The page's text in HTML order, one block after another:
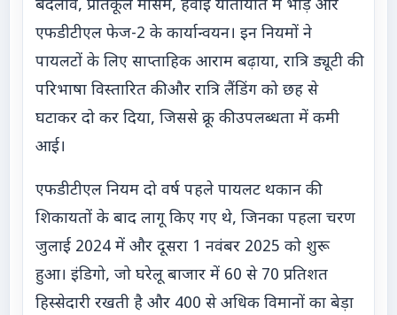
बदलाव, प्रतिकूल मौसम, हवाई यातायात में भीड़ और
एफडीटीएल फेज-2 के कार्यान्वयन। इन नियमों ने
पायलटों के लिए साप्ताहिक आराम बढ़ाया, रात्रि ड्यूटी की
परिभाषा विस्तारित की और रात्रि लैंडिंग को छह से
घटाकर दो कर दिया, जिससे क्रू की उपलब्धता में कमी
आई।
एफडीटीएल नियम दो वर्ष पहले पायलट थकान की
शिकायतों के बाद लागू किए गए थे, जिनका पहला चरण
जुलाई 2024 में और दूसरा 1 नवंबर 2025 को शुरू
हुआ। इंडिगो, जो घरेलू बाजार में 60 से 70 प्रतिशत
हिस्सेदारी रखती है और 400 से अधिक विमानों का बेड़ा